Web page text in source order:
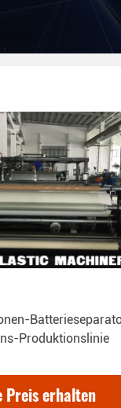
Produktionslinie
Preis erhalten